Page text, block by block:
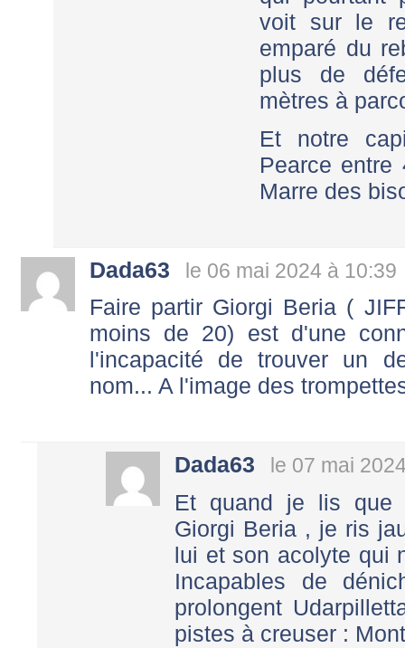
voit sur le
emparé du
plus de
mètres à
Et notre
Pearce
Marre des
Dada63 le 06 mai 2024 à 10:39
Faire partir Giorgi Beria (
moins de 20) est d'une
l'incapacité de trouver un
nom... A l'image des
Dada63 le 07 mai
Et quand je lis que
Giorgi Beria , je ris
lui et son acolyte qui
Incapables de
prolongent
pistes à creuser :